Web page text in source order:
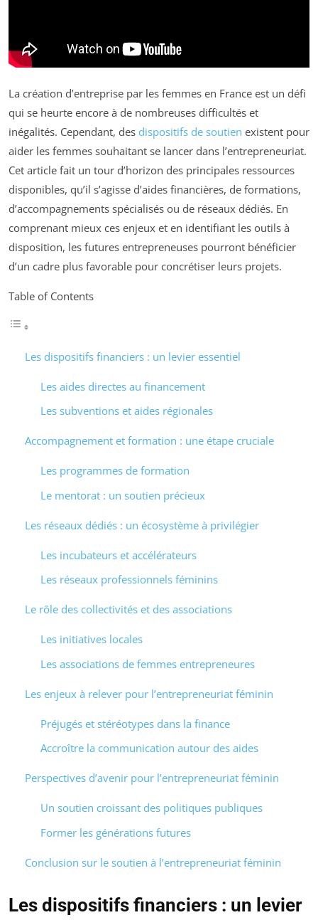
La création d’entreprise par les femmes en France est un défi
qui se heurte encore à de nombreuses difficultés et
inégalités. Cependant, des dispositifs de soutien existent pour
aider les femmes souhaitant se lancer dans l’entrepreneuriat.
Cet article fait un tour d’horizon des principales ressources
disponibles, qu’il s’agisse d’aides financières, de formations,
d’accompagnements spécialisés ou de réseaux dédiés. En
comprenant mieux ces enjeux et en identifiant les outils à
disposition, les futures entrepreneuses pourront bénéficier
d’un cadre plus favorable pour concrétiser leurs projets.
Table of Contents
Les dispositifs financiers : un levier essentiel
Les aides directes au financement
Les subventions et aides régionales
Accompagnement et formation : une étape cruciale
Les programmes de formation
Le mentorat : un soutien précieux
Les réseaux dédiés : un écosystème à privilégier
Les incubateurs et accélérateurs
Les réseaux professionnels féminins
Le rôle des collectivités et des associations
Les initiatives locales
Les associations de femmes entrepreneures
Les enjeux à relever pour l’entrepreneuriat féminin
Préjugés et stéréotypes dans la finance
Accroître la communication autour des aides
Perspectives d’avenir pour l’entrepreneuriat féminin
Un soutien croissant des politiques publiques
Former les générations futures
Conclusion sur le soutien à l’entrepreneuriat féminin
Les dispositifs financiers : un levier